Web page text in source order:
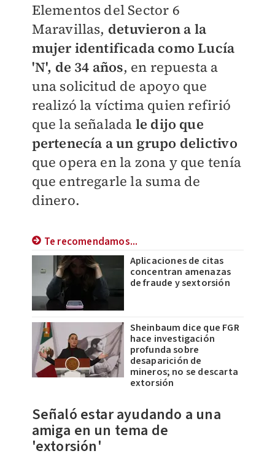
Elementos del Sector 6
Maravillas, detuvieron a la
mujer identificada como Lucía
'N', de 34 años, en repuesta a
una solicitud de apoyo que
realizó la víctima quien refirió
que la señalada le dijo que
pertenecía a un grupo delictivo
que opera en la zona y que tenía
que entregarle la suma de
dinero.
Te recomendamos...
Aplicaciones de citas
concentran amenazas
de fraude y sextorsión
Sheinbaum dice que FGR
hace investigación
profunda sobre
desaparición de
mineros; no se descarta
extorsión
Señaló estar ayudando a una
amiga en un tema de
'extorsión'